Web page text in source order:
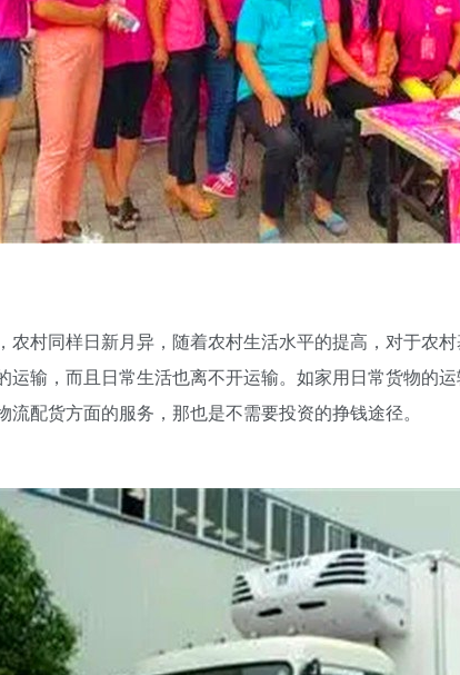
村同样日新月异，随着农村生活水平的提高，对于农
运输，而且日常生活也离不开运输。如家用日常货物的
流配货方面的服务，那也是不需要投资的挣钱途径。